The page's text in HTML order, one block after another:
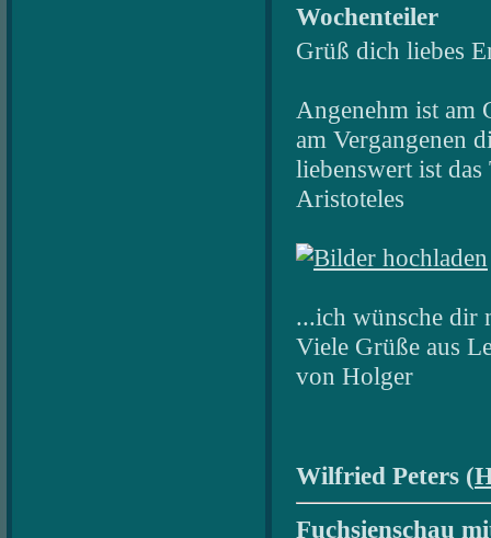
Wochenteiler
Grüß dich liebes
Angenehm ist am
am Vergangenen
liebenswert ist das
Aristoteles
...ich wünsche dir
Viele Grüße aus
von Holger
Wilfried Peters (
Fuchsienschau